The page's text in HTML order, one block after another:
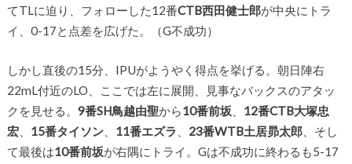
てTLに迫り、フォローした12番CTB西田健士郎が中央にトラ
イ、0-17と点差を広げた。（G不成功）
しかし直後の15分、IPUがようやく得点を挙げる。朝日陣右
22mL付近のLO、ここでは左に展開、見事なバックスのアタッ
クを見せる。 9番SH鳥越由聖から10番前坂
12番CTB大塚忠
宏、 15番タイソン、 11番エズラ 23番WTB土居昴太郎、そし
て最後は10番前坂が右隅にトライ。Gは不成功に終わるも5-17